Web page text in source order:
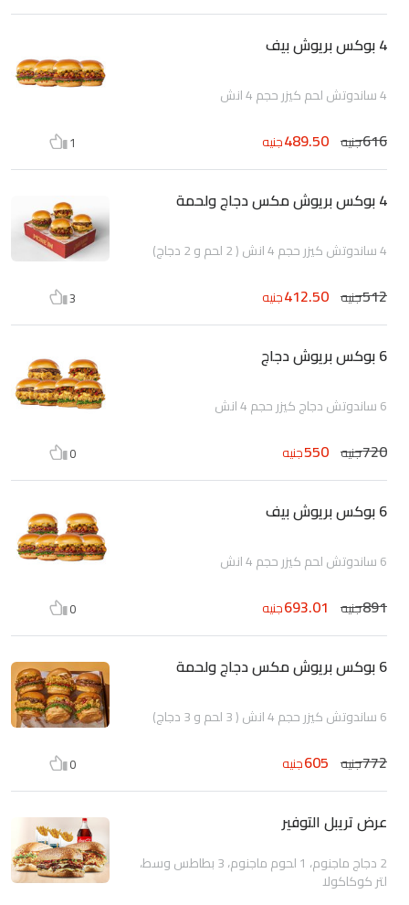
4 بوكس بريوش بيف
4 ساندوتش لحم كيزر حجم 4 انش
616جنيه 489.50جنيه 1
4 بوكس بريوش مكس دجاج ولحمة
4 ساندوتش كيزر حجم 4 انش ( 2 لحم و 2 دجاج)
512جنيه 412.50جنيه 3
6 بوكس بريوش دجاج
6 ساندوتش دجاج كيزر حجم 4 انش
720جنيه 550جنيه 0
6 بوكس بريوش بيف
6 ساندوتش لحم كيزر حجم 4 انش
891جنيه 693.01جنيه 0
6 بوكس بريوش مكس دجاج ولحمة
6 ساندوتش كيزر حجم 4 انش ( 3 لحم و 3 دجاج)
772جنيه 605جنيه 0
عرض تريبل التوفير
2 دجاج ماجنوم، 1 لحوم ماجنوم، 3 بطاطس وسط،
لتر كوكاكولا